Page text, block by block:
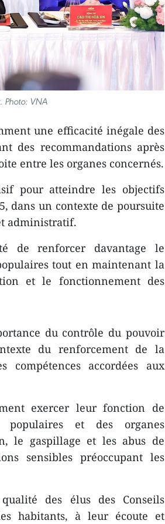
Photo: VNA
une efficacité inégale des
des recommandations après
entre les organes concernés.
pour atteindre les objectifs
dans un contexte de poursuite
administratif.
de renforcer davantage le
tout en maintenant la
et le fonctionnement des
du contrôle du pouvoir
du renforcement de la
compétences accordées aux
exercer leur fonction de
populaires et des organes
le gaspillage et les abus de
sensibles préoccupant les
des élus des Conseils
habitants, à leur écoute et